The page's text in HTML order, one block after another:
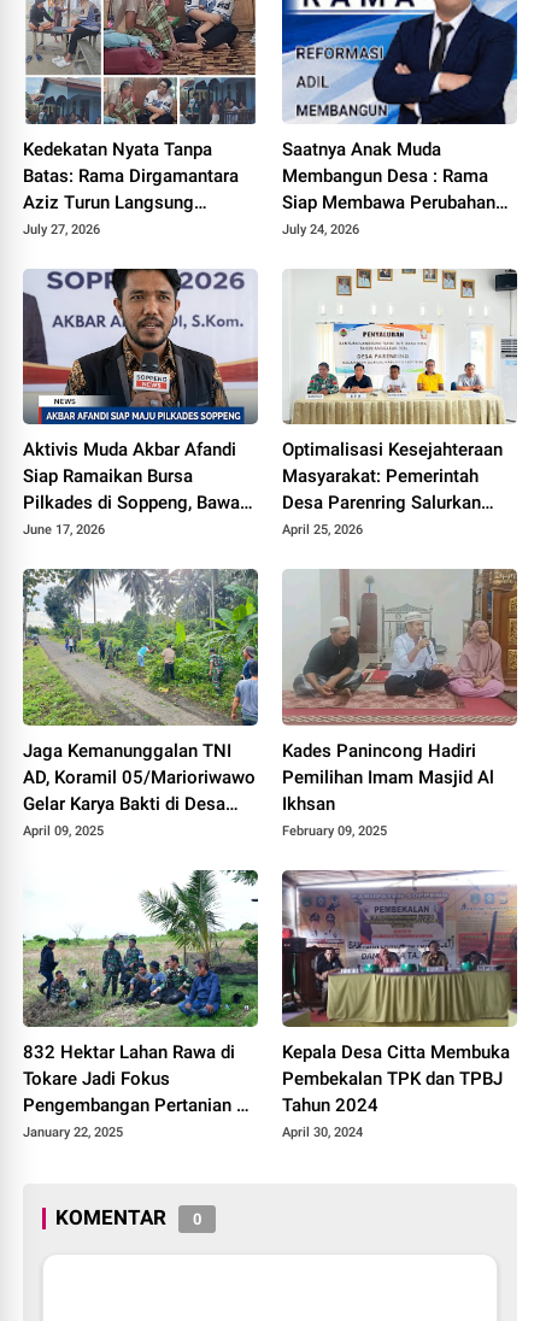
Kedekatan Nyata Tanpa
Batas: Rama Dirgamantara
Aziz Turun Langsung
Menyapa dan Menjenguk
July 27, 2026
Saatnya Anak Muda
Membangun Desa : Rama
Siap Membawa Perubahan
Baru Di Desa Batuah
July 24, 2026
Aktivis Muda Akbar Afandi
Siap Ramaikan Bursa
Pilkades di Soppeng, Bawa
Visi Perubahan Berbasis
June 17, 2026
Optimalisasi Kesejahteraan
Masyarakat: Pemerintah
Desa Parenring Salurkan
BLT-DD Triwulan I Tahun
April 25, 2026
Jaga Kemanunggalan TNI
AD, Koramil 05/Marioriwawo
Gelar Karya Bakti di Desa
Congko
April 09, 2025
Kades Panincong Hadiri
Pemilihan Imam Masjid Al
Ikhsan
February 09, 2025
832 Hektar Lahan Rawa di
Tokare Jadi Fokus
Pengembangan Pertanian di
Soppeng
January 22, 2025
Kepala Desa Citta Membuka
Pembekalan TPK dan TPBJ
Tahun 2024
April 30, 2024
KOMENTAR 0